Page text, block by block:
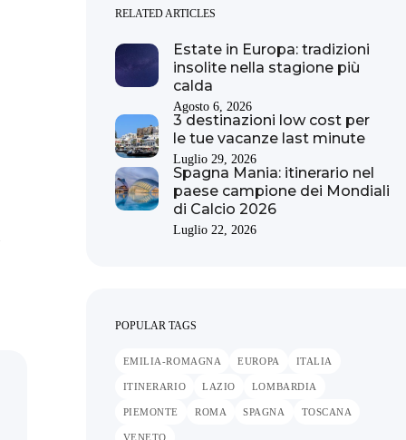
RELATED ARTICLES
Estate in Europa: tradizioni
insolite nella stagione più
calda
Agosto 6, 2026
3 destinazioni low cost per
le tue vacanze last minute
Luglio 29, 2026
Spagna Mania: itinerario nel
paese campione dei Mondiali
di Calcio 2026
Luglio 22, 2026
POPULAR TAGS
EMILIA-ROMAGNA EUROPA ITALIA
ITINERARIO LAZIO LOMBARDIA
PIEMONTE ROMA SPAGNA TOSCANA
VENETO